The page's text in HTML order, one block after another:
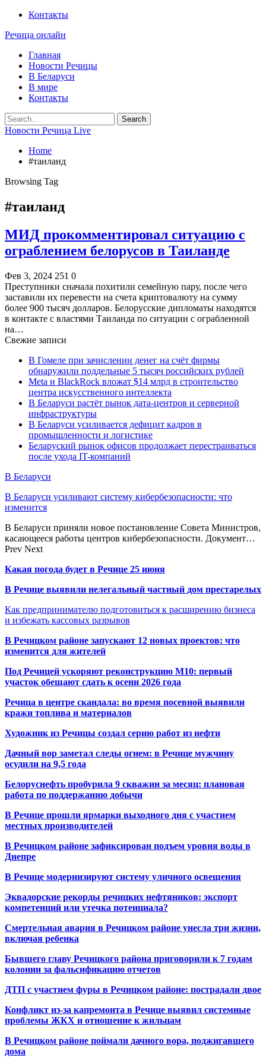
Контакты
Речица онлайн
Главная
Новости Речицы
В Беларуси
В мире
Контакты
Новости Речица Live
Home
#таиланд
Browsing Tag
#таиланд
МИД прокомментировал ситуацию с
ограблением белорусов в Таиланде
Фев 3, 2024 251 0
Преступники сначала похитили семейную пару, после чего
заставили их перевести на счета криптовалюту на сумму
более 900 тысяч долларов. Белорусские дипломаты находятся
в контакте с властями Таиланда по ситуации с ограбленной
на…
Свежие записи
В Гомеле при зачислении денег на счёт фирмы
обнаружили поддельные 5 тысяч российских рублей
Meta и BlackRock вложат $14 млрд в строительство
центра искусственного интеллекта
В Беларуси растёт рынок дата-центров и серверной
инфраструктуры
В Беларуси усиливается дефицит кадров в
промышленности и логистике
Беларуский рынок офисов продолжает перестраиваться
после ухода IT-компаний
В Беларуси
В Беларуси усиливают систему кибербезопасности: что
изменится
В Беларуси приняли новое постановление Совета Министров,
касающееся работы центров кибербезопасности. Документ…
Prev Next
Какая погода будет в Речице 25 июня
В Речице выявили нелегальный частный дом престарелых
Как предпринимателю подготовиться к расширению бизнеса
и избежать кассовых разрывов
В Речицком районе запускают 12 новых проектов: что
изменится для жителей
Под Речицей ускоряют реконструкцию М10: первый
участок обещают сдать к осени 2026 года
Речица в центре скандала: во время посевной выявили
кражи топлива и материалов
Художник из Речицы создал серию работ из нефти
Дачный вор заметал следы огнем: в Речице мужчину
осудили на 9,5 года
Белоруснефть пробурила 9 скважин за месяц: плановая
работа по поддержанию добычи
В Речице прошли ярмарки выходного дня с участием
местных производителей
В Речицком районе зафиксирован подъем уровня воды в
Днепре
В Речице модернизируют систему уличного освещения
Эквадорские рекорды речицких нефтяников: экспорт
компетенций или утечка потенциала?
Смертельная авария в Речицком районе унесла три жизни,
включая ребенка
Бывшего главу Речицкого района приговорили к 7 годам
колонии за фальсификацию отчетов
ДТП с участием фуры в Речицком районе: пострадали двое
Конфликт из-за капремонта в Речице выявил системные
проблемы ЖКХ и отношение к жильцам
В Речицком районе поймали дачного вора, поджигавшего
дома